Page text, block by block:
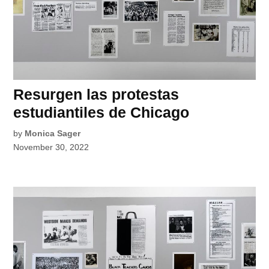
Resurgen las protestas
estudiantiles de Chicago
by Monica Sager
November 30, 2022